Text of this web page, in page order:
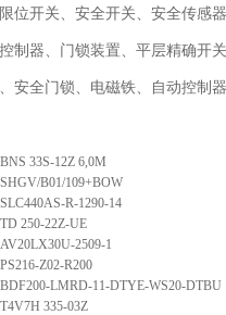
位开关、安全开关、安全传感
制器、门锁装置、平层精确开
安全门锁、电磁铁、自动控制
BNS 33S-12Z 6,0M
SHGV/B01/109+BOW
SLC440AS-R-1290-14
TD 250-22Z-UE
AV20LX30U-2509-1
PS216-Z02-R200
BDF200-LMRD-11-DTYE-WS20-DTBU
T4V7H 335-03Z